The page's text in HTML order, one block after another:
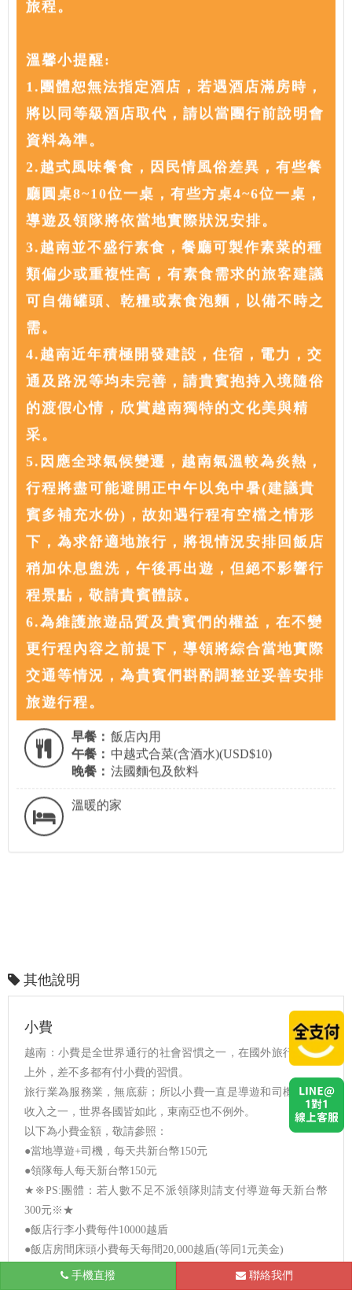
旅程。
溫馨小提醒:
1.團體恕無法指定酒店，若遇酒店滿房時，
將以同等級酒店取代，請以當團行前說明會
資料為準。
2.越式風味餐食，因⺠情風俗差異，有些餐
廳圓桌8~10位⼀桌，有些⽅桌4~6位⼀桌，
導遊及領隊將依當地實際狀況安排。
3.越南並不盛行素食，餐廳可製作素菜的種
類偏少或重複性高，有素食需求的旅客建議
可自備罐頭、乾糧或素食泡麵，以備不時之
需。
4.越南近年積極開發建設，住宿，電⼒，交
通及路況等均未完善，請貴賓抱持入境隨俗
的渡假⼼情，欣賞越南獨特的文化美與精
采。
5.因應全球氣候變遷，越南氣溫較為炎熱，
行程將盡可能避開正中午以免中暑(建議貴
賓多補充水份)，故如遇行程有空檔之情形
下，為求舒適地旅行，將視情況安排回飯店
稍加休息盥洗，午後再出遊，但絕不影響行
程景點，敬請貴賓體諒。
6.為維護旅遊品質及貴賓們的權益，在不變
更行程內容之前提下，導領將綜合當地實際
交通等情況，為貴賓們斟酌調整並妥善安排
旅遊行程。
早餐： 飯店內用
午餐： 中越式合菜(含酒水)(USD$10)
晚餐： 法國麵包及飲料
溫暖的家
其他說明
小費
越南：小費是全世界通行的社會習慣之一，在國外旅行除飛機
上外，差不多都有付小費的習慣。
旅行業為服務業，無底薪；所以小費一直是導遊和司機的主要
收入之一，世界各國皆如此，東南亞也不例外。
以下為小費金額，敬請參照：
●當地導遊+司機，每天共新台幣150元
●領隊每人每天新台幣150元
★※PS:團體：若人數不足不派領隊則請支付導遊每天新台幣
300元※★
●飯店行李小費每件10000越盾
●飯店房間床頭小費每天每間20,000越盾(等同1元美金)
●過夜船小費約每人５-１０元美金
手機直撥
台北 聯絡我們